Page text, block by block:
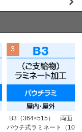
3
B3（364×515） 両面
パウチ式ラミネート（10